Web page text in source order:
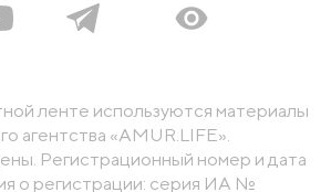
ленте используются материалы
агентства «AMUR.LIFE».
Регистрационный номер и дата
о регистрации: серия ИА №